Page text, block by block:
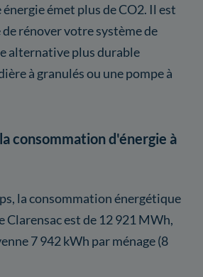
émet plus de CO2. Il est
rénover votre système de
alternative plus durable
à granulés ou une pompe à
consommation d'énergie à
la consommation énergétique
Clarensac est de 12 921 MWh,
7 942 kWh par ménage (8